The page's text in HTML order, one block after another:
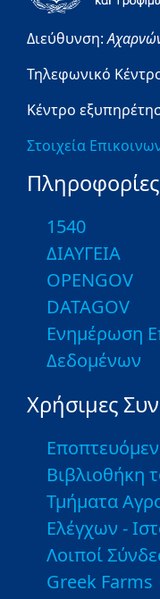
Διεύθυνση:
Τηλεφωνικό
Κέντρο
Στοιχεία
Πληροφορίες
1540
ΔΙΑΥΓΕΙΑ
OPENGOV
DATAGOV
Ενημέρωση
Δεδομένων
Χρήσιμες
Βιβλιοθήκη
Τμήματα
Ελέγχων -
Λοιποί
Greek Farms